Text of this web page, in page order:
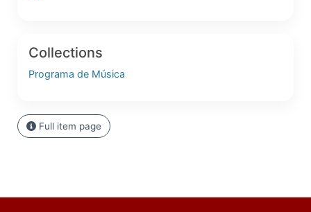
Collections
Programa de Música
Full item page